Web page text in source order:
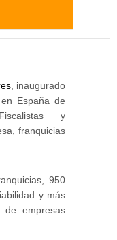
, inaugurado
España de
y
franquicias
950
y más
de empresas